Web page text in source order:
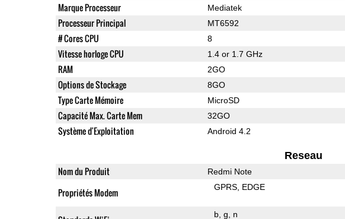
Marque Processeur Mediatek
Processeur Principal MT6592
# Cores CPU 8
Vitesse horloge CPU 1.4 or 1.7 GHz
RAM 2GO
Options de Stockage 8GO
Type Carte Mémoire MicroSD
Capacité Max. Carte Mem 32GO
Système d'Exploitation Android 4.2
Reseau
Nom du Produit Redmi Note
Propriétés Modem GPRS EDGE
b g n